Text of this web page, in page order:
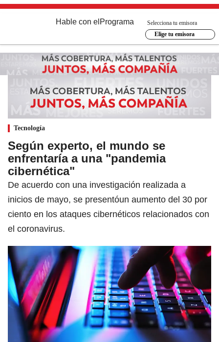
Hable con el Programa
Selecciona tu emisora
Elige tu emisora
Tecnología
Según experto, el mundo se
enfrentaría a una "pandemia
cibernética"
De acuerdo con una investigación realizada a
inicios de mayo, se presentóun aumento del 30 por
ciento en los ataques cibernéticos relacionados con
el coronavirus.